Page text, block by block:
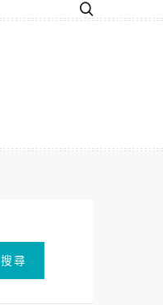
搜尋